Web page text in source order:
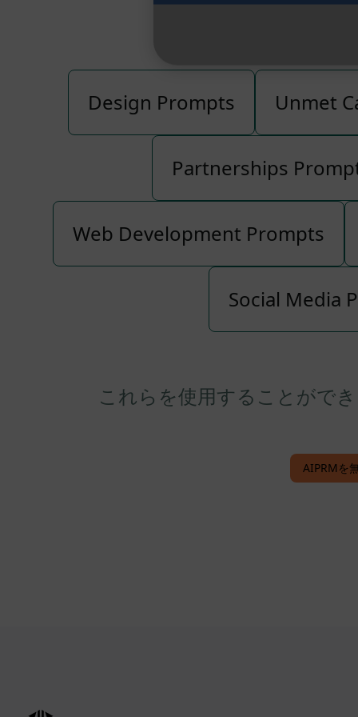
Design Prompts Unmet
Partnerships
Web Development Prompts
Social Media
これらを使用することがで
AIPRMを